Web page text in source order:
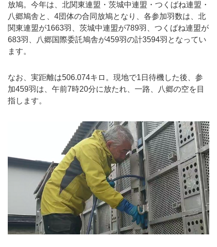
放鳩。今年は、北関東連盟・茨城中連盟・つくばね連盟・
八郷鳩舎と、 4団体の合同放鳩となり、各参加羽数は、北
関東連盟が1663羽、茨城中連盟が789羽、つくばね連盟が
683羽、八郷国際委託鳩舎が459羽の計3594羽となってい
ます。
なお、実距離は506.074キロ。現地で1日待機した後、参
加459羽は、午前7時20分に放たれ、一路、八郷の空を目
指します。